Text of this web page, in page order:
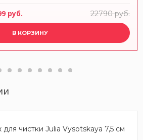
руб. 22790 руб.
В КОРЗИНУ
чистки Julia Vysotskaya 7,5 см